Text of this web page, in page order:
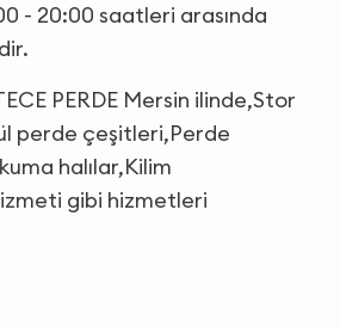
- 20:00 saatleri arasında
PERDE Mersin ilinde,Stor
perde çeşitleri,Perde
halılar,Kilim
gibi hizmetleri